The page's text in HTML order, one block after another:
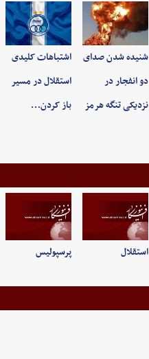
شنیده شدن صدای
دو انفجار در
نزدیکی تنگه هرمز
اشتباهات کلیدی
استقلال در مسیر
باز کردن…
استقلال پرسپولیس